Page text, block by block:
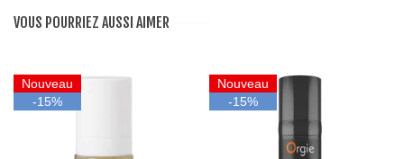
VOUS POURRIEZ AUSSI AIMER
Nouveau
-15%
Nouveau
-15%